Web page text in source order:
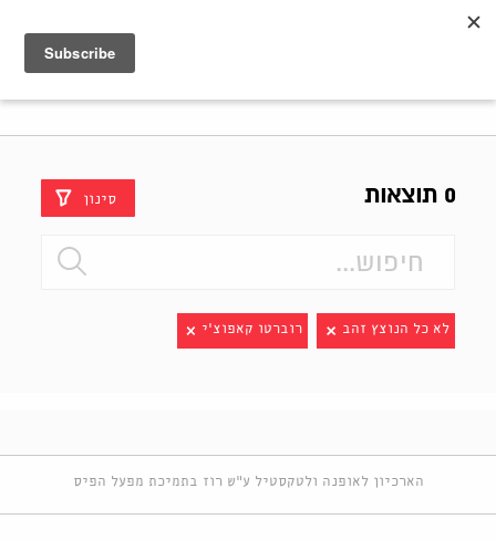
0 תוצאות סינון
לא כל הנוצץ זהב רוברטו קאפוצ'י
הארכיון לאופנה ולטקסטיל ע"ש רוז בתמיכת מפעל הפיס